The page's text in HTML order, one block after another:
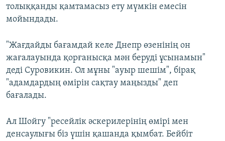
толыққанды қамтамасыз ету мүмкін емесін
мойындады.
"Жағдайды бағамдай келе Днепр өзенінің он
жағалауында қорғанысқа мән беруді ұсынамын"
деді Суровикин. Ол мұны "ауыр шешім", бірақ
"адамдардың өмірін сақтау маңызды" деп
бағалады.
Ал Шойгу "ресейлік әскерилерінің өмірі мен
денсаулығы біз үшін қашанда қымбат. Бейбіт